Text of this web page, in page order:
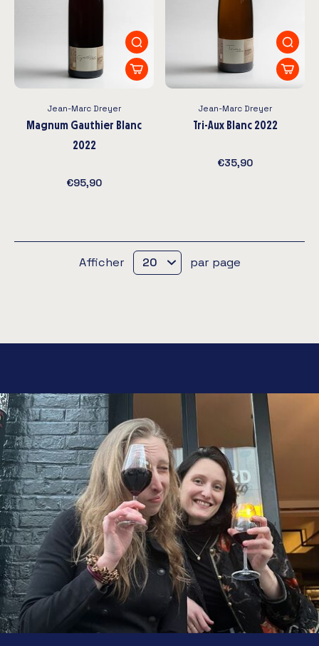
Jean-Marc Dreyer
Magnum Gauthier Blanc
2022
€95,90
Jean-Marc Dreyer
Tri-Aux Blanc 2022
€35,90
Afficher par page